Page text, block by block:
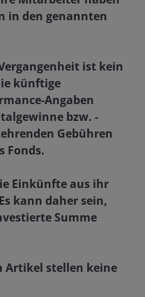
in den genannten
ist kein
künftige
Angaben
bzw. -
Gebühren
Fonds.
Einkünfte aus ihr
kann daher sein,
Summe
Artikel stellen keine